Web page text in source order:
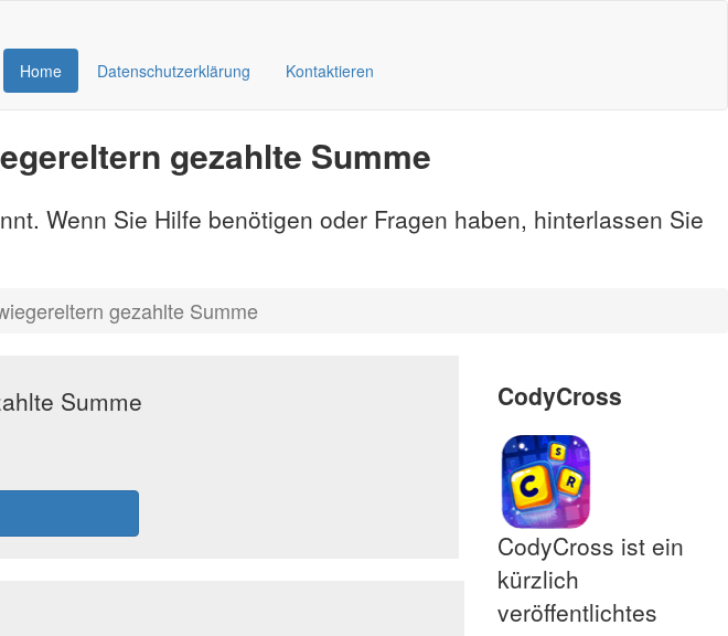
Home Datenschutzerklärung Kontaktieren
gezahlte Summe
Wenn Sie Hilfe benötigen oder Fragen haben, hinterlassen Sie
gezahlte Summe
Summe
CodyCross
CodyCross ist ein
kürzlich
veröffentlichtes